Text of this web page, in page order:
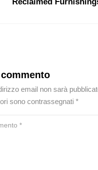
Reclaimed
email non sarà
sono contrassegnati *